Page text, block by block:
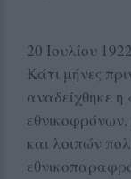
20 Ιουλίου 1922
Κάτι μήνες
αναδείχθηκε
και λοιπών